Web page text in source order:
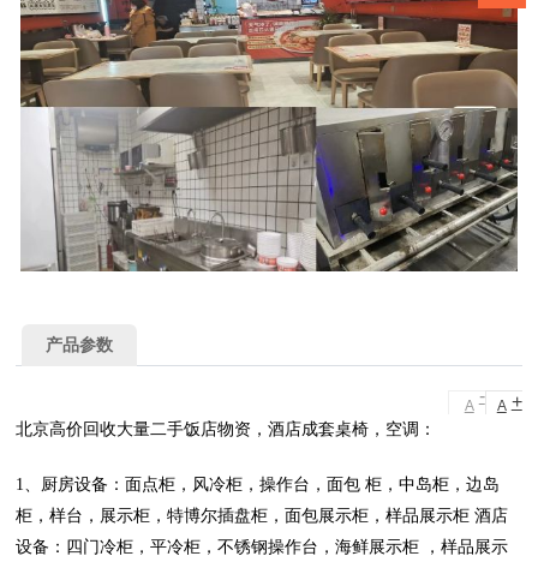
产品参数
A - A +
北京高价回收大量二手饭店物资，酒店成套桌椅，空调：
1、厨房设备：面点柜，风冷柜，操作台，面包 柜，中岛柜，边岛
柜，样台，展示柜，特博尔插盘柜，面包展示柜，样品展示柜 酒店
设备：四门冷柜，平冷柜，不锈钢操作台，海鲜展示柜 ，样品展示